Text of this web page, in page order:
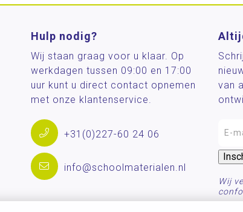
Hulp nodig?
Wij staan graag voor u klaar. Op
werkdagen tussen 09:00 en 17:00
uur kunt u direct contact opnemen
met onze klantenservice.
+31(0)227-60 24 06
info@schoolmaterialen.nl
van
Wij